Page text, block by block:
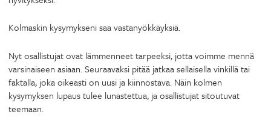
Kolmaskin kysymykseni saa vastanyökkäyksiä.
Nyt osallistujat ovat lämmenneet tarpeeksi, jotta voimme mennä
varsinaiseen asiaan. Seuraavaksi pitää jatkaa sellaisella vinkillä tai
faktalla, joka oikeasti on uusi ja kiinnostava. Näin kolmen
kysymyksen lupaus tulee lunastettua, ja osallistujat sitoutuvat
teemaan.